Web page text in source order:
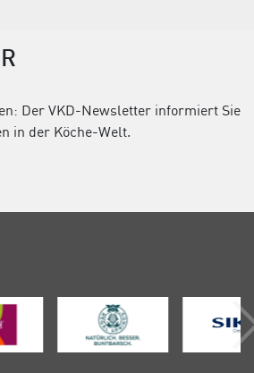
Der VKD-Newsletter informiert Sie
in der Köche-Welt.